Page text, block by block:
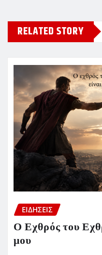
RELATED STORY
ΕΙΔΗΣΕΙΣ
Ο Εχθρός του
μου